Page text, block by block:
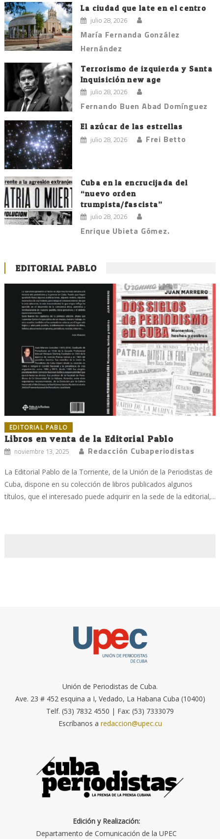
La ciudad que late en el centro
julio 28, 2026
María Fernanda González
Hernández
Terrorismo de izquierda y Santa
Inquisición new age
julio 28, 2026
Fernando Buen Abad Domínguez
El azúcar de las estrellas
julio 28, 2026 Frei Betto
Cuba en la encrucijada del
“nuevo orden
trumpista/fascista”
julio 28, 2026
Enrique Ubieta Gómez.
EDITORIAL PABLO
EDITORIAL PABLO
Libros en venta de la Editorial Pablo
noviembre 13, 2025 Redacción Cubaperiodistas
La Editorial Pablo de la Torriente, de la Unión de la Periodistas de
Cuba, dispone en su colección de libros publicados algunos
títulos, que el interesado puede adquirir en la sede de la editorial,...
Unión de Periodistas de Cuba.
Ave. 23 # 452 esquina a I, Vedado, La Habana Cuba (10400)
Telf. (53) 7832 4550 | Fax: (53) 7333079
Escríbanos a redaccion@upec.cu
Edición y Realización:
Departamento de Comunicación de la UPEC